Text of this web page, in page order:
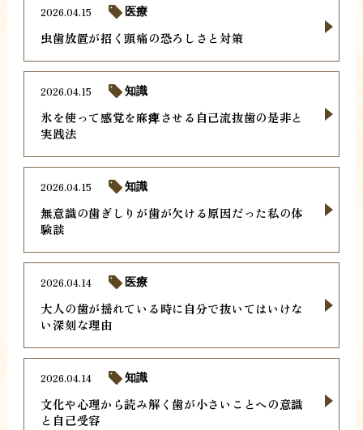
虫歯放置が招く頭痛の恐ろしさと対策
2026.04.15 医療
氷を使って感覚を麻痺させる自己流抜歯の是非と
実践法
2026.04.15 知識
無意識の歯ぎしりが歯が欠ける原因だった私の体
験談
2026.04.15 知識
大人の歯が揺れている時に自分で抜いてはいけな
い深刻な理由
2026.04.14 医療
文化や心理から読み解く歯が小さいことへの意識
と自己受容
2026.04.14 知識